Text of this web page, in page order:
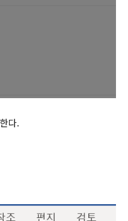
다.